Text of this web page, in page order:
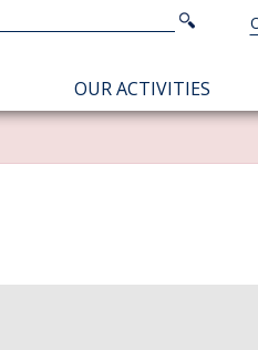
Search
OUR ACTIVITIES